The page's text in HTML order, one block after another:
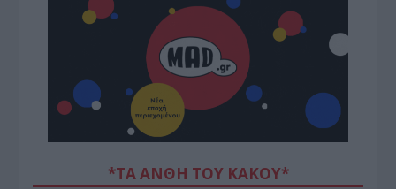
*ΤΑ ΆΝΘΗ ΤΟΥ ΚΑΚΟΎ*